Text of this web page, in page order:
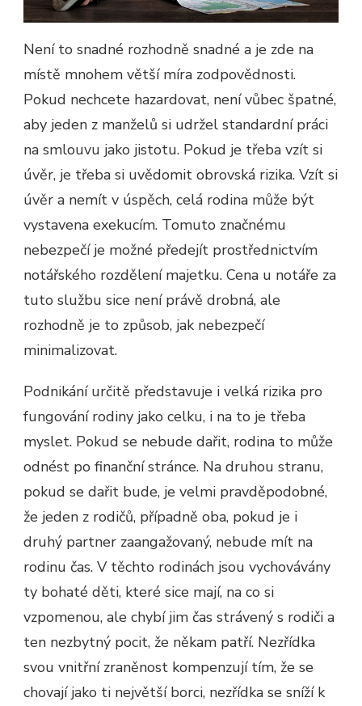
Není to snadné rozhodně snadné a je zde na
místě mnohem větší míra zodpovědnosti.
Pokud nechcete hazardovat, není vůbec špatné,
aby jeden z manželů si udržel standardní práci
na smlouvu jako jistotu. Pokud je třeba vzít si
úvěr, je třeba si uvědomit obrovská rizika. Vzít si
úvěr a nemít v úspěch, celá rodina může být
vystavena exekucím. Tomuto značnému
nebezpečí je možné předejít prostřednictvím
notářského rozdělení majetku. Cena u notáře za
tuto službu sice není právě drobná, ale
rozhodně je to způsob, jak nebezpečí
minimalizovat.
Podnikání určitě představuje i velká rizika pro
fungování rodiny jako celku, i na to je třeba
myslet. Pokud se nebude dařit, rodina to může
odnést po finanční stránce. Na druhou stranu,
pokud se dařit bude, je velmi pravděpodobné,
že jeden z rodičů, případně oba, pokud je i
druhý partner zaangažovaný, nebude mít na
rodinu čas. V těchto rodinách jsou vychovávány
ty bohaté děti, které sice mají, na co si
vzpomenou, ale chybí jim čas strávený s rodiči a
ten nezbytný pocit, že někam patří. Nezřídka
svou vnitřní zraněnost kompenzují tím, že se
chovají jako ti největší borci, nezřídka se sníží k